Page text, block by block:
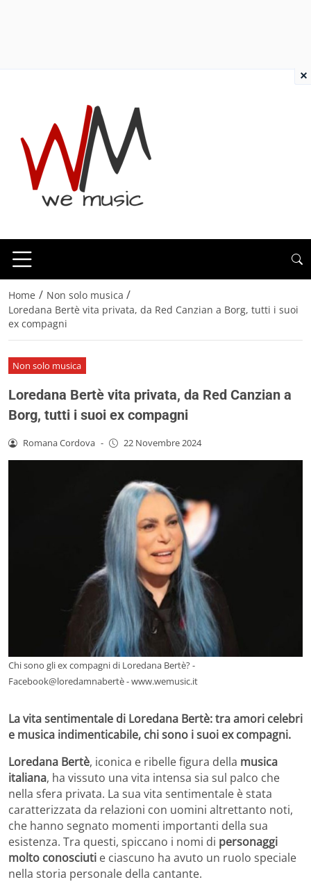
Home / Non solo musica /
Loredana Bertè vita privata, da Red Canzian a Borg, tutti i suoi
ex compagni
Non solo musica
Loredana Bertè vita privata, da Red Canzian a
Borg, tutti i suoi ex compagni
Romana Cordova - 22 Novembre 2024
Chi sono gli ex compagni di Loredana Bertè? -
Facebook@loredamnabertè - www.wemusic.it
La vita sentimentale di Loredana Bertè: tra amori celebri
e musica indimenticabile, chi sono i suoi ex compagni.
Loredana Bertè, iconica e ribelle figura della musica
italiana, ha vissuto una vita intensa sia sul palco che
nella sfera privata. La sua vita sentimentale è stata
caratterizzata da relazioni con uomini altrettanto noti,
che hanno segnato momenti importanti della sua
esistenza. Tra questi, spiccano i nomi di personaggi
molto conosciuti e ciascuno ha avuto un ruolo speciale
nella storia personale della cantante.
×